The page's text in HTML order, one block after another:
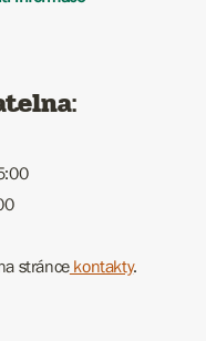
stráncekontakty.